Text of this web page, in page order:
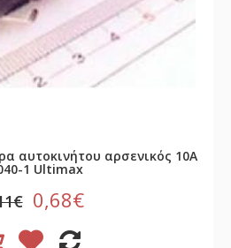
αυτοκινήτου αρσενικός 10Α
1 Ultimax
0,68€